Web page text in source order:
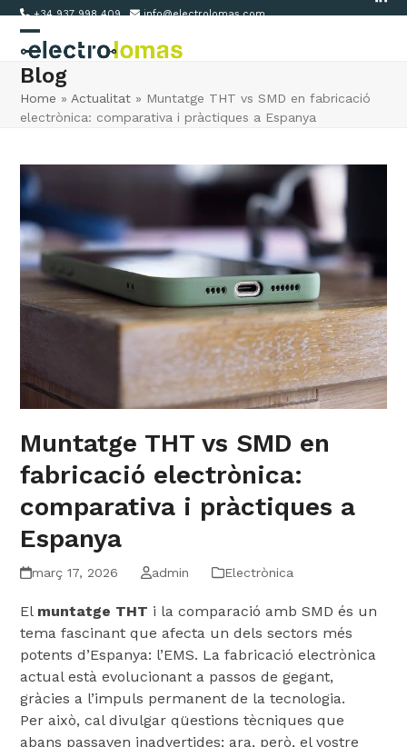
Skip
content
+34 937 998 409 info@electrolomas.com
Open
mobile
menu
Close
mobile
menu
Blog
Home » Actualitat » Muntatge THT vs SMD en fabricació
electrònica: comparativa i pràctiques a Espanya
Muntatge THT vs SMD en
fabricació electrònica:
comparativa i pràctiques a
Espanya
març 17, 2026 admin Electrònica
El muntatge THT i la comparació amb SMD és un
tema fascinant que afecta un dels sectors més
potents d’Espanya: l’EMS. La fabricació electrònica
actual està evolucionant a passos de gegant,
gràcies a l’impuls permanent de la tecnologia.
Per això, cal divulgar qüestions tècniques que
abans passaven inadvertides; ara, però, el vostre